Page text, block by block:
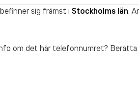
befinner sig främst i Stockholms län.
om det här telefonnumret? Berätta